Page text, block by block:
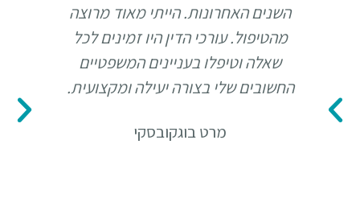
השנים האחרונות. הייתי מאוד מרוצה
מהטיפול. עורכי הדין היו זמינים לכל
שאלה וטיפלו בעניינים המשפטיים
החשובים שלי בצורה יעילה ומקצועית.
מרט בוגקובסקי